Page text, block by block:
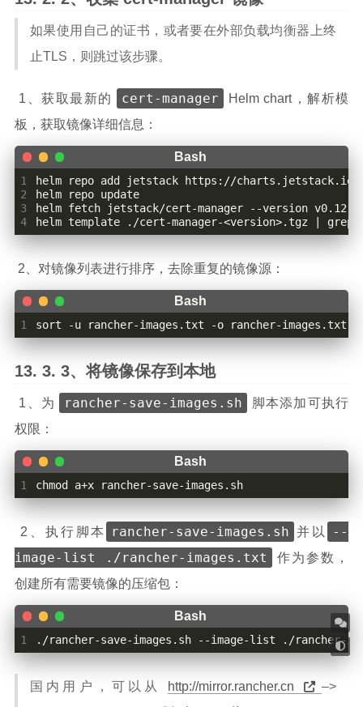
如果使用自己的证书，或者要在外部负载均衡器上终
止TLS，则跳过该步骤。
​ 1、获取最新的 cert-manager
Helm chart，解析模
板，获取镜像详细信息：
1
2
3
4
helm template ./cert-manager-<version>.tgz
grep
​ 2、对镜像列表进行排序，去除重复的镜像源：
1 sort -u rancher-images.txt -o rancher-images.txt
3、将镜像保存到本地
​ 1、为 rancher-save-images.sh
脚本添加可执行
权限：
1 chmod a+x rancher-save-images.sh
​ 2、执行脚本 rancher-save-images.sh 并以
--
image-list ./rancher-images.txt
作为参数，
创建所有需要镜像的压缩包：
1 ./rancher-save-images.sh --image-list ./rancher-
国内用户，可以从 http://mirror.rancher.cn
–>